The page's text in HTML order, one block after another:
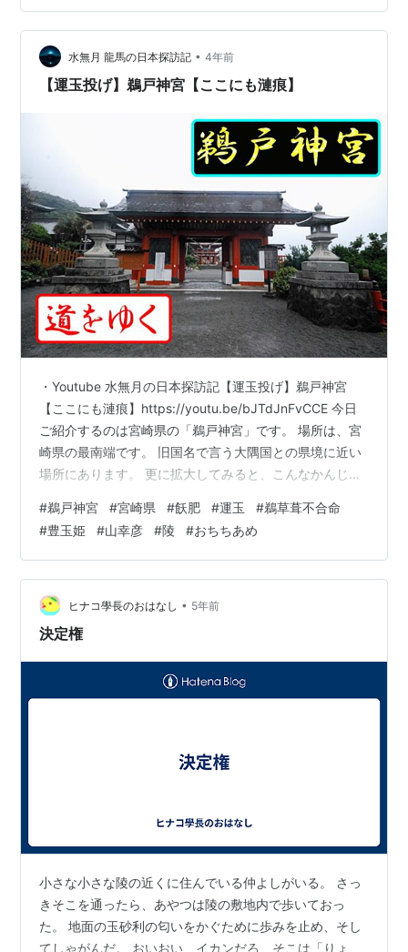
イド付きご専用車で東郊外へ(約1時間)。着後、電気カー
トや徒歩で秦始皇帝陵を守る兵馬俑をご案内いたします
(約2時間)。 嬴政のお墓(秦始皇帝陵) ドローンにより空撮
した秦始皇帝贏政のお墓(秦陵…
水無月 龍馬の日本探訪記 • 4年前
【運玉投げ】鵜戸神宮【ここにも漣痕】
・Youtube 水無月の日本探訪記【運玉投げ】鵜戸神宮
【ここにも漣痕】https://youtu.be/bJTdJnFvCCE 今日
ご紹介するのは宮崎県の「鵜戸神宮」です。 場所は、宮
崎県の最南端です。 旧国名で言う大隅国との県境に近い
場所にあります。 更に拡大してみると、こんなかんじで
合っている場所にあります。 最寄りに飫肥城があります
ので、訪問の際は流れで飫肥城もオススメです。 古い町
並み、街に小川が流れ、小川には鯉が泳いでいるという
風流な街です。 駐車場から鵜戸神宮まではこんな感じの
階段を登っていきます。 鵜戸神宮の全貌です。 こんな…
#鵜戸神宮 #宮崎県 #飫肥 #運玉 #鵜草葺不合命
#豊玉姫 #山幸彦 #陵 #おちちあめ
ヒナコ學長のおはなし • 5年前
決定権
小さな小さな陵の近くに住んでいる仲よしがいる。 さっ
きそこを通ったら、あやつは陵の敷地内で歩いておっ
た。 地面の玉砂利の匂いをかぐために歩みを止め、そし
てしゃがんだ。 おいおい、イカンだろ、そこは「りょ